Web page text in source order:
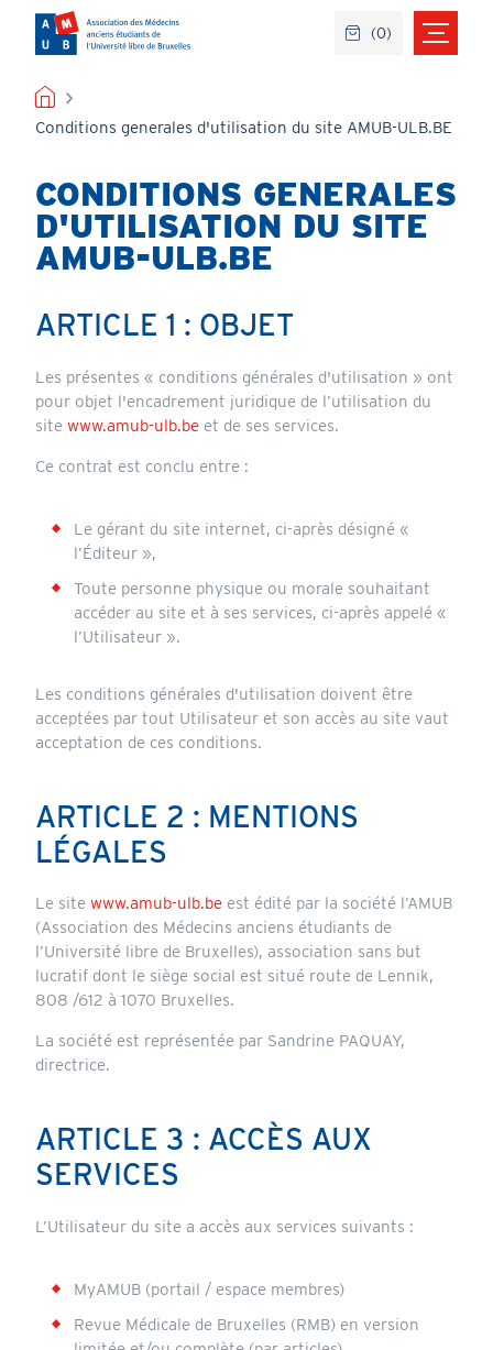
contenu
principal
FIL
D'ARIANE
Conditions generales d'utilisation du site AMUB-ULB.BE
CONDITIONS GENERALES
D'UTILISATION DU SITE
AMUB-ULB.BE
ARTICLE 1 : OBJET
Les présentes « conditions générales d'utilisation » ont
pour objet l'encadrement juridique de l’utilisation du
site www.amub-ulb.beet de ses services.
Ce contrat est conclu entre :
Le gérant du site internet, ci-après désigné «
l’Éditeur »,
Toute personne physique ou morale souhaitant
accéder au site et à ses services, ci-après appelé «
l’Utilisateur ».
Les conditions générales d'utilisation doivent être
acceptées par tout Utilisateur et son accès au site vaut
acceptation de ces conditions.
ARTICLE 2 : MENTIONS
LÉGALES
Le site www.amub-ulb.beest édité par la société l’AMUB
(Association des Médecins anciens étudiants de
l’Université libre de Bruxelles), association sans but
lucratif dont le siège social est situé route de Lennik,
808 /612 à 1070 Bruxelles.
La société est représentée par Sandrine PAQUAY,
directrice.
ARTICLE 3 : ACCÈS AUX
SERVICES
L’Utilisateur du site a accès aux services suivants :
MyAMUB (portail / espace membres)
Revue Médicale de Bruxelles (RMB) en version
(0)